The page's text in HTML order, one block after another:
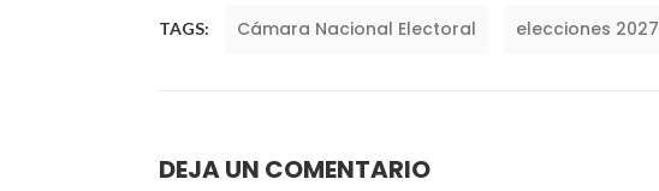
TAGS: Cámara Nacional Electoral elecciones 2027
DEJA UN COMENTARIO